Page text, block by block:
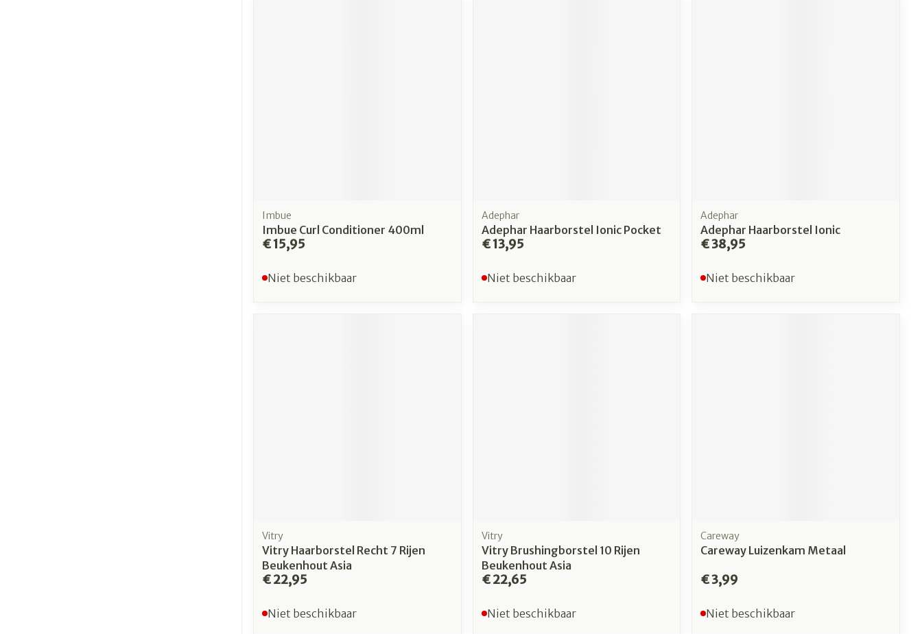
Imbue
Imbue Curl Conditioner 400ml
€ 15,95
Niet beschikbaar
Adephar
Adephar Haarborstel Ionic Pocket
€ 13,95
Niet beschikbaar
Adephar
Adephar Haarborstel Ionic
€ 38,95
Niet beschikbaar
Vitry
Vitry Haarborstel Recht 7 Rijen
Beukenhout Asia
€ 22,95
Niet beschikbaar
Vitry
Vitry Brushingborstel 10 Rijen
Beukenhout Asia
€ 22,65
Niet beschikbaar
Careway
Careway Luizenkam Metaal
€ 3,99
Niet beschikbaar